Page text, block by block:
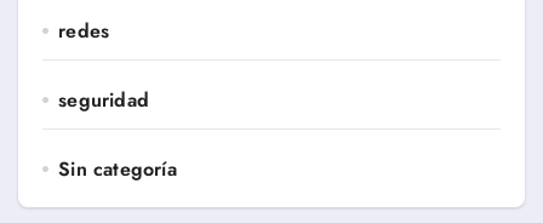
redes
seguridad
Sin categoría